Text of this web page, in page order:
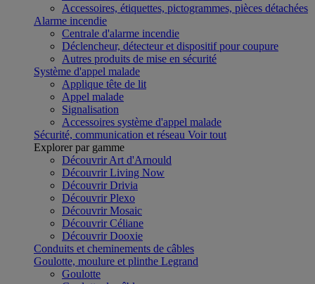
Accessoires, étiquettes, pictogrammes, pièces détachées
Alarme incendie
Centrale d'alarme incendie
Déclencheur, détecteur et dispositif pour coupure
Autres produits de mise en sécurité
Système d'appel malade
Applique tête de lit
Appel malade
Signalisation
Accessoires système d'appel malade
Sécurité, communication et réseau Voir tout
Explorer par gamme
Découvrir Art d'Arnould
Découvrir Living Now
Découvrir Drivia
Découvrir Plexo
Découvrir Mosaic
Découvrir Céliane
Découvrir Dooxie
Conduits et cheminements de câbles
Goulotte, moulure et plinthe Legrand
Goulotte